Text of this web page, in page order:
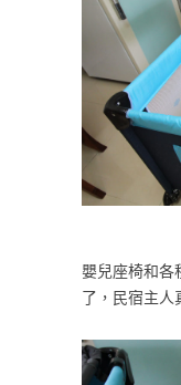
嬰兒座椅和各
了，民宿主人